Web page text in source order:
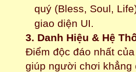
quý (Bless, Soul,
giao diện UI.
3. Danh Hiệu & Hệ
Điểm độc đáo nhất
giúp người chơi khẳng